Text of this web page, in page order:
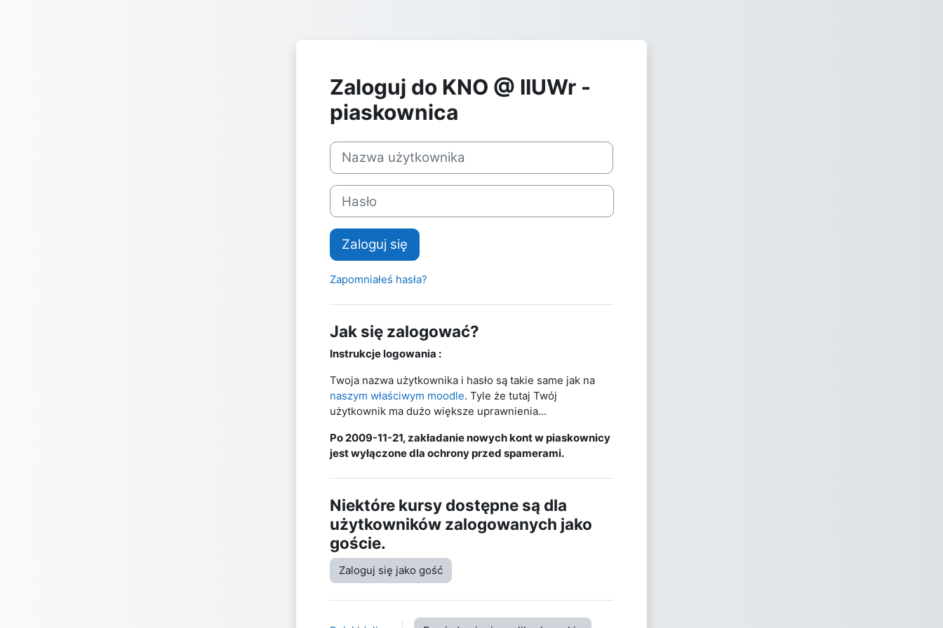
Zaloguj do KNO @ IIUWr -
piaskownica
Nazwa użytkownika
Hasło
Zaloguj się
Zapomniałeś hasła?
Jak się zalogować?
Instrukcje logowania :
Twoja nazwa użytkownika i hasło są takie same jak na
naszym właściwym moodle. Tyle że tutaj Twój
użytkownik ma dużo większe uprawnienia...
Po 2009-11-21, zakładanie nowych kont w piaskownicy
jest wyłączone dla ochrony przed spamerami.
Niektóre kursy dostępne są dla
użytkowników zalogowanych jako
goście.
Zaloguj się jako gość